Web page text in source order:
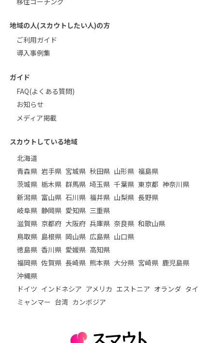
地域の人(スカウトしたい人)の方
ご利用ガイド
導入事例集
ガイド
FAQ(よくある質問)
お知らせ
メディア掲載
スカウトしている地域
北海道
青森県 岩手県 宮城県 秋田県 山形県 福島県
茨城県 栃木県 群馬県 埼玉県 千葉県 東京都 神奈川県
新潟県 富山県 石川県 福井県 山梨県 長野県
岐阜県 静岡県 愛知県 三重県
滋賀県 京都府 大阪府 兵庫県 奈良県 和歌山県
鳥取県 島根県 岡山県 広島県 山口県
徳島県 香川県 愛媛県 高知県
福岡県 佐賀県 長崎県 熊本県 大分県 宮崎県 鹿児島県
沖縄県
ドイツ インドネシア アメリカ エストニア オランダ タイ
ミャンマー 台湾 カンボジア